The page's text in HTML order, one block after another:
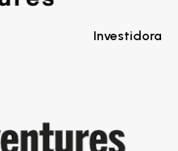
Investidora